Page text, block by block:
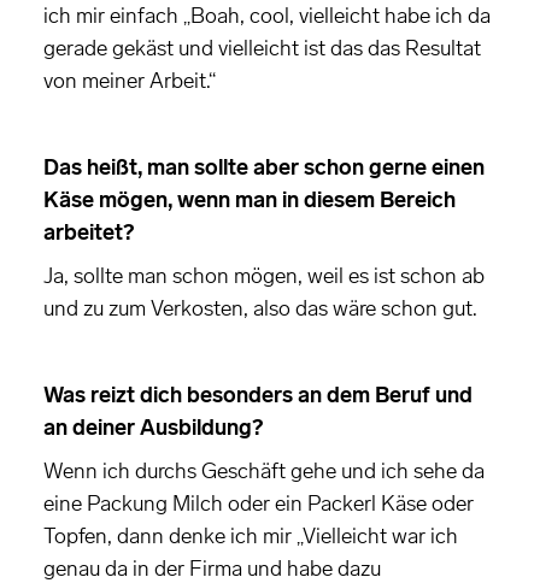
ich mir einfach „Boah, cool, vielleicht habe ich da
gerade gekäst und vielleicht ist das das Resultat
von meiner Arbeit.“
Das heißt, man sollte aber schon gerne einen
Käse mögen, wenn man in diesem Bereich
arbeitet?
Ja, sollte man schon mögen, weil es ist schon ab
und zu zum Verkosten, also das wäre schon gut.
Was reizt dich besonders an dem Beruf und
an deiner Ausbildung?
Wenn ich durchs Geschäft gehe und ich sehe da
eine Packung Milch oder ein Packerl Käse oder
Topfen, dann denke ich mir „Vielleicht war ich
genau da in der Firma und habe dazu